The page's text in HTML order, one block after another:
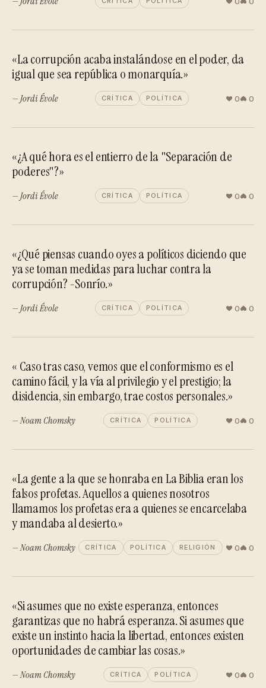
«La corrupción acaba instalándose en el poder, da
igual que sea república o monarquía.»
— Jordi Évole CRÍTICA POLÍTICA 0 0
«¿A qué hora es el entierro de la "Separación de
poderes"?»
— Jordi Évole CRÍTICA POLÍTICA 0 0
«¿Qué piensas cuando oyes a políticos diciendo que
ya se toman medidas para luchar contra la
corrupción? -Sonrío.»
— Jordi Évole CRÍTICA POLÍTICA 0 0
« Caso tras caso, vemos que el conformismo es el
camino fácil, y la vía al privilegio y el prestigio; la
disidencia, sin embargo, trae costos personales.»
— Noam Chomsky CRÍTICA POLÍTICA 0 0
«La gente a la que se honraba en La Biblia eran los
falsos profetas. Aquellos a quienes nosotros
llamamos los profetas era a quienes se encarcelaba
y mandaba al desierto.»
— Noam Chomsky CRÍTICA POLÍTICA RELIGIÓN 0 0
«Si asumes que no existe esperanza, entonces
garantizas que no habrá esperanza. Si asumes que
existe un instinto hacia la libertad, entonces existen
oportunidades de cambiar las cosas.»
— Noam Chomsky CRÍTICA POLÍTICA 0 0